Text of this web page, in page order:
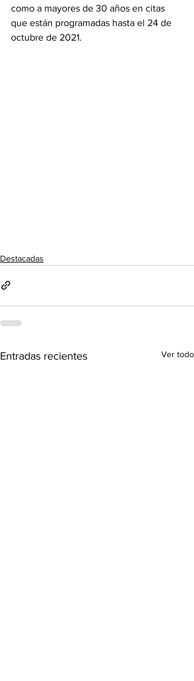
como a mayores de 30 años en citas
que están programadas hasta el 24 de
octubre de 2021.
Destacadas
Entradas recientes Ver todo